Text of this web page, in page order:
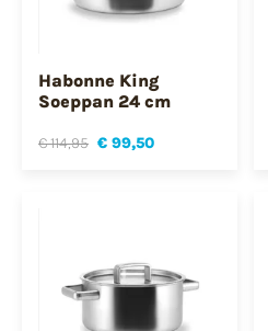
Habonne King
Soeppan 24 cm
€ 114,95 € 99,50